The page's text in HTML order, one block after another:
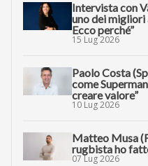
Intervista con
uno dei migliori
Ecco perché”
15 Lug 2026
Paolo Costa
come
creare valore”
10 Lug 2026
Matteo Musa
rugbista ho
07 Lug 2026